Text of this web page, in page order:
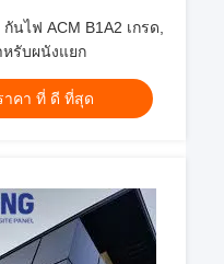
นไฟ ACM B1A2 เกรด,
หรับผนังแยก
าคา ที่ ดี ที่สุด